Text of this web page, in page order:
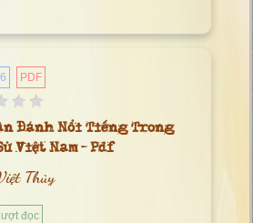
PDF
Đánh Nổi Tiếng Trong
Việt Nam - Pdf
Thủy
đọc